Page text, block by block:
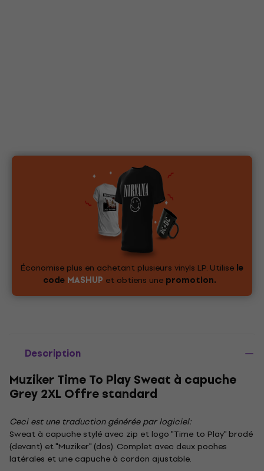
Économise plus en achetant plusieurs vinyls LP. Utilise le
code MASHUP et obtiens une promotion.
Description
Muziker Time To Play Sweat à capuche
Grey 2XL Offre standard
Ceci est une traduction générée par logiciel:
Sweat à capuche stylé avec zip et logo "Time to Play" brodé
(devant) et "Muziker" (dos). Complet avec deux poches
latérales et une capuche à cordon ajustable.